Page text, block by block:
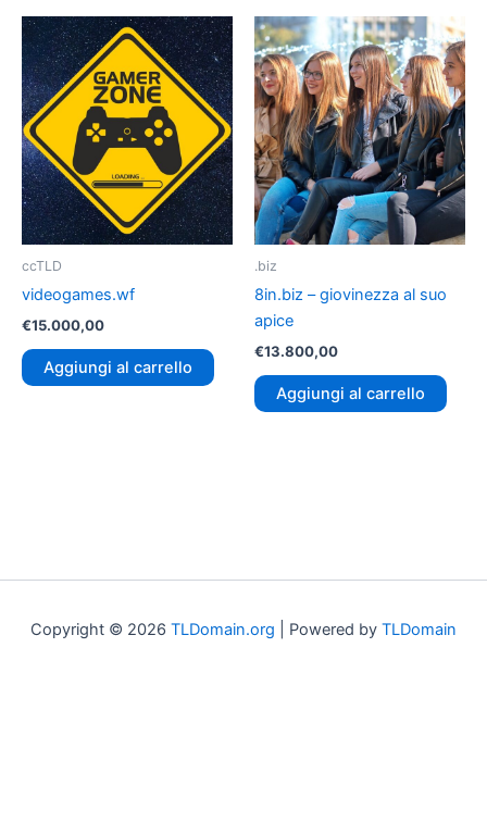
ccTLD
videogames.wf
€15.000,00
Aggiungi al carrello
.biz
8in.biz – giovinezza al suo
apice
€13.800,00
Aggiungi al carrello
Copyright © 2026 TLDomain.org | Powered by TLDomain